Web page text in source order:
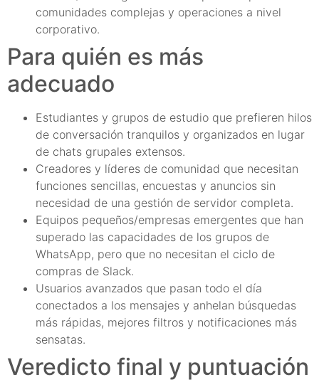
comunidades complejas y operaciones a nivel
corporativo.
Para quién es más
adecuado
Estudiantes y grupos de estudio que prefieren hilos
de conversación tranquilos y organizados en lugar
de chats grupales extensos.
Creadores y líderes de comunidad que necesitan
funciones sencillas, encuestas y anuncios sin
necesidad de una gestión de servidor completa.
Equipos pequeños/empresas emergentes que han
superado las capacidades de los grupos de
WhatsApp, pero que no necesitan el ciclo de
compras de Slack.
Usuarios avanzados que pasan todo el día
conectados a los mensajes y anhelan búsquedas
más rápidas, mejores filtros y notificaciones más
sensatas.
Veredicto final y puntuación